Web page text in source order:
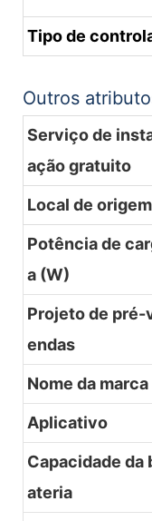
Tipo de
Outros
Serviço de
ação gratuito
Local de origem
Potência de
a (W)
Projeto de pré-
endas
Nome da marca
Aplicativo
Capacidade da
ateria